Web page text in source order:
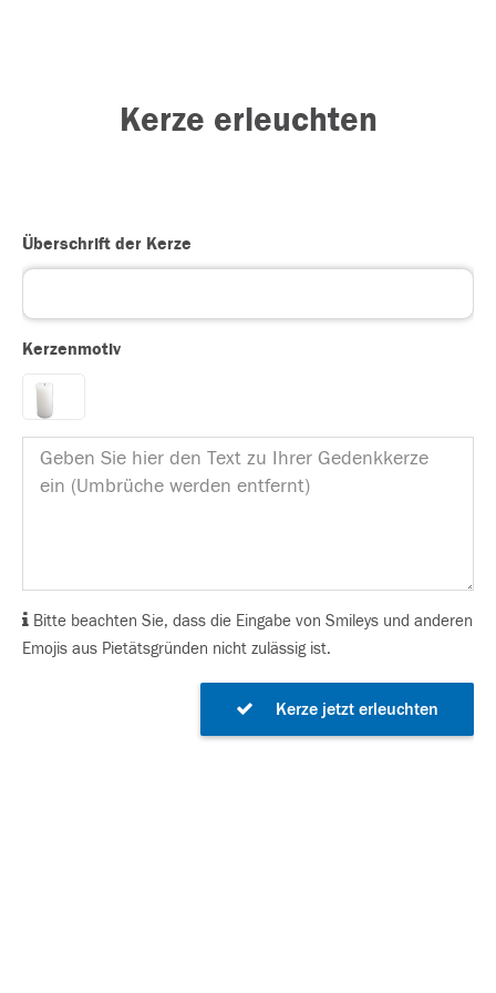
Kerze erleuchten
Überschrift der Kerze
Kerzenmotiv
Bitte beachten Sie, dass die Eingabe von Smileys und anderen
Emojis aus Pietätsgründen nicht zulässig ist.
Kerze jetzt erleuchten